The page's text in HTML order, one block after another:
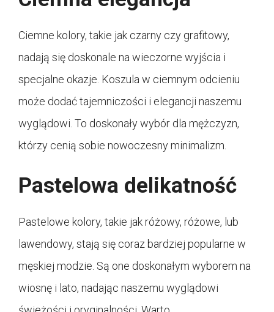
Ciemne kolory, takie jak czarny czy grafitowy,
nadają się doskonale na wieczorne wyjścia i
specjalne okazje. Koszula w ciemnym odcieniu
może dodać tajemniczości i elegancji naszemu
wyglądowi. To doskonały wybór dla mężczyzn,
którzy cenią sobie nowoczesny minimalizm.
Pastelowa delikatność
Pastelowe kolory, takie jak różowy, różowe, lub
lawendowy, stają się coraz bardziej popularne w
męskiej modzie. Są one doskonałym wyborem na
wiosnę i lato, nadając naszemu wyglądowi